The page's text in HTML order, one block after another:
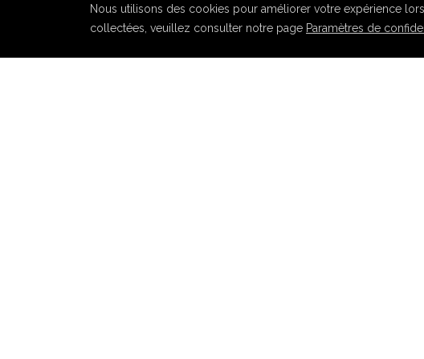
Nous utilisons des cookies pour améliorer votre expérience
collectées, veuillez consulter notre page Paramètres de